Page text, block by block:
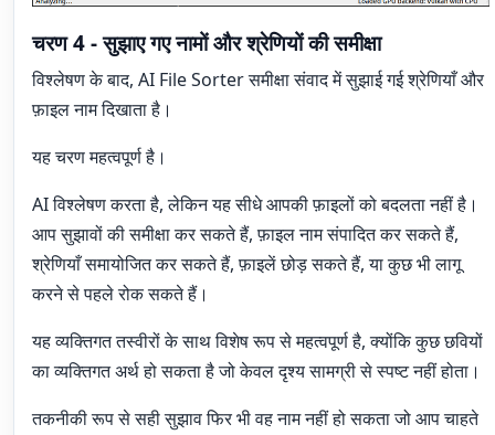
चरण 4 - सुझाए गए नामों और श्रेणियों की समीक्षा
विश्लेषण के बाद, AI File Sorter समीक्षा संवाद में सुझाई गई श्रेणियाँ और
फ़ाइल नाम दिखाता है।
यह चरण महत्वपूर्ण है।
AI विश्लेषण करता है, लेकिन यह सीधे आपकी फ़ाइलों को बदलता नहीं है।
आप सुझावों की समीक्षा कर सकते हैं, फ़ाइल नाम संपादित कर सकते हैं,
श्रेणियाँ समायोजित कर सकते हैं, फ़ाइलें छोड़ सकते हैं, या कुछ भी लागू
करने से पहले रोक सकते हैं।
यह व्यक्तिगत तस्वीरों के साथ विशेष रूप से महत्वपूर्ण है, क्योंकि कुछ छवियों
का व्यक्तिगत अर्थ हो सकता है जो केवल दृश्य सामग्री से स्पष्ट नहीं होता।
तकनीकी रूप से सही सुझाव फिर भी वह नाम नहीं हो सकता जो आप चाहते